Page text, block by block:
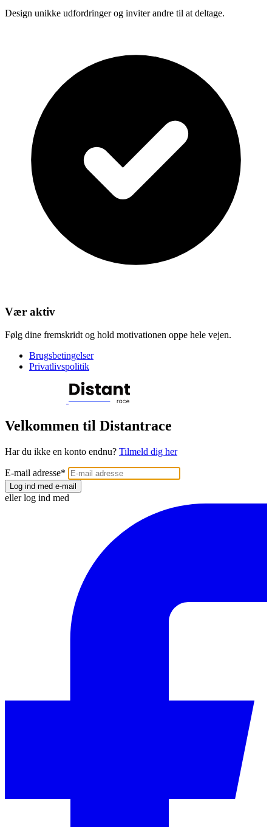
Design unikke udfordringer og inviter andre til at deltage.
Vær aktiv
Følg dine fremskridt og hold motivationen oppe hele vejen.
Brugsbetingelser
Privatlivspolitik
Velkommen til Distantrace
Har du ikke en konto endnu? Tilmeld dig her
E-mail adresse*
Log ind med e-mail
eller log ind med